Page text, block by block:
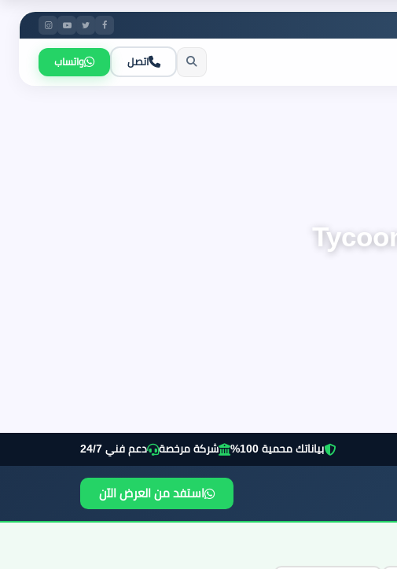
اتصل واتساب
بياناتك محمية 100% شركة مرخصة دعم فني 24/7
استفد من العرض الآن